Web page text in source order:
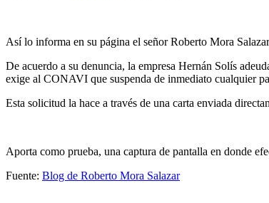
Así lo informa en su página el señor Roberto Mora
De acuerdo a su denuncia, la empresa Hernán Solís
exige al CONAVI que suspenda de inmediato cualquier
Esta solicitud la hace a través de una carta enviada
Aporta como prueba, una captura de pantalla en donde
Fuente: Blog de Roberto Mora Salazar